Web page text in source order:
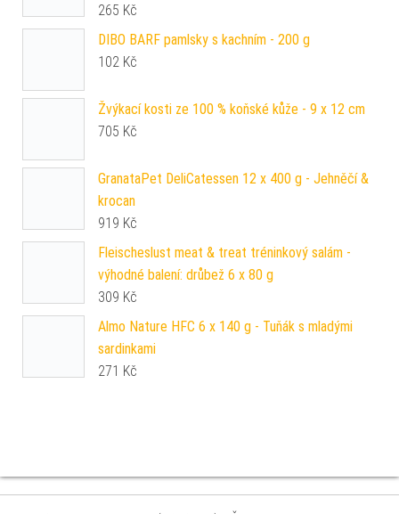
265 Kč
DIBO BARF pamlsky s kachním - 200 g
102 Kč
Žvýkací kosti ze 100 % koňské kůže - 9 x 12 cm
705 Kč
GranataPet DeliCatessen 12 x 400 g - Jehněčí &
krocan
919 Kč
Fleischeslust meat & treat tréninkový salám -
výhodné balení: drůbež 6 x 80 g
309 Kč
Almo Nature HFC 6 x 140 g - Tuňák s mladými
sardinkami
271 Kč